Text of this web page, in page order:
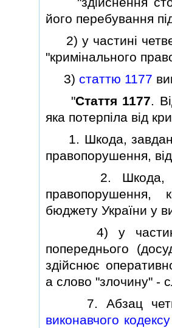
його перебування
2) у частинi
"кримiнального
3) статтю 1177
"Стаття 1177.
яка потерпiла вiд
1. Шкода, завдана
правопорушення,
2. Шкода,
правопорушення,
бюджету України у
4) у
попереднього
здiйснює
а слово "злочину" -
7. Абзац
виконавчого